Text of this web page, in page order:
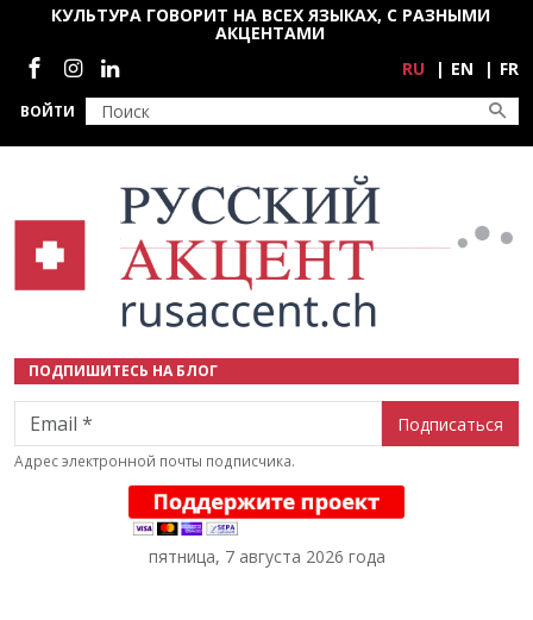
Перейти к основному содержанию
ВОЙТИ
КУЛЬТУРА ГОВОРИТ НА ВСЕХ ЯЗЫКАХ, С РАЗНЫМИ
АКЦЕНТАМИ
Социальные сети
RU EN FR
ПОДПИШИТЕСЬ НА БЛОГ
Email
Адрес электронной почты подписчика.
пятница, 7 августа 2026 года